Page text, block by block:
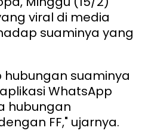
viral di media
suaminya yang
suaminya
WhatsApp
hubungan
FF," ujarnya.